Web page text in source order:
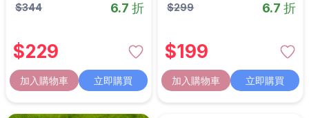
$344 6.7 折
$229
加入購物車 立即購買
$299 6.7 折
$199
加入購物車 立即購買